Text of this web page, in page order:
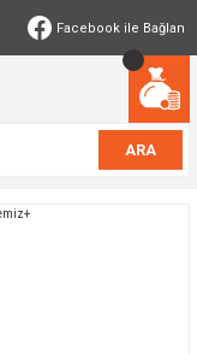
Facebook ile Bağlan
ARA